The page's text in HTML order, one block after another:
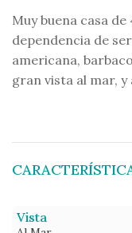
Muy buena casa
dependencia de
americana,
gran vista al mar, y
Vista